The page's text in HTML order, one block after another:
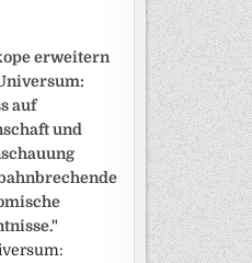
erweitern
auf
und